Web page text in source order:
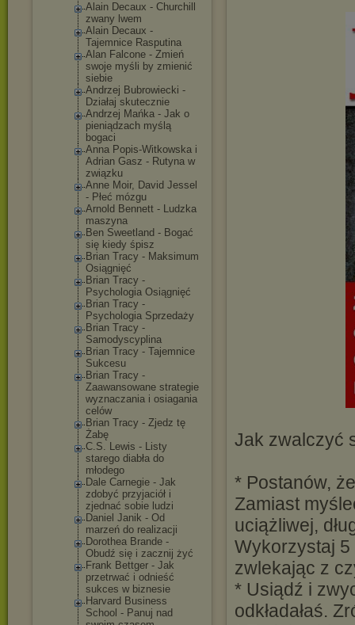
Alain Decaux - Churchill
zwany lwem
Alain Decaux -
Tajemnice Rasputina
Alan Falcone - Zmień
swoje myśli by zmienić
siebie
Andrzej Bubrowiecki -
Działaj skutecznie
Andrzej Mańka - Jak o
pieniądzach myślą
bogaci
Anna Popis-Witkowska i
Adrian Gasz - Rutyna w
związku
Anne Moir, David Jessel
- Płeć mózgu
Arnold Bennett - Ludzka
maszyna
Ben Sweetland - Bogać
się kiedy śpisz
Brian Tracy - Maksimum
Osiągnięć
Brian Tracy -
Psychologia Osiągnięć
Brian Tracy -
Psychologia Sprzedaży
Brian Tracy -
Samodyscyplina
Brian Tracy - Tajemnice
Sukcesu
Brian Tracy -
Zaawansowane strategie
wyznaczania i osiagania
celów
Brian Tracy - Zjedz tę
Żabę
C.S. Lewis - Listy
starego diabła do
młodego
Dale Carnegie - Jak
zdobyć przyjaciół i
zjednać sobie ludzi
Daniel Janik - Od
marzeń do realizacji
Dorothea Brande -
Obudź się i zacznij żyć
Frank Bettger - Jak
przetrwać i odnieść
sukces w biznesie
Harvard Business
School - Panuj nad
Jak zwalczyć
* Postanów,
Zamiast
uciążliwej,
Wykorzystaj
zwlekając z
* Usiądź i
odkładałaś.